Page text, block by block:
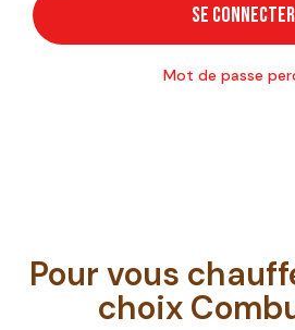
SE CONNECTER
Mot de passe
Pour vous
choix